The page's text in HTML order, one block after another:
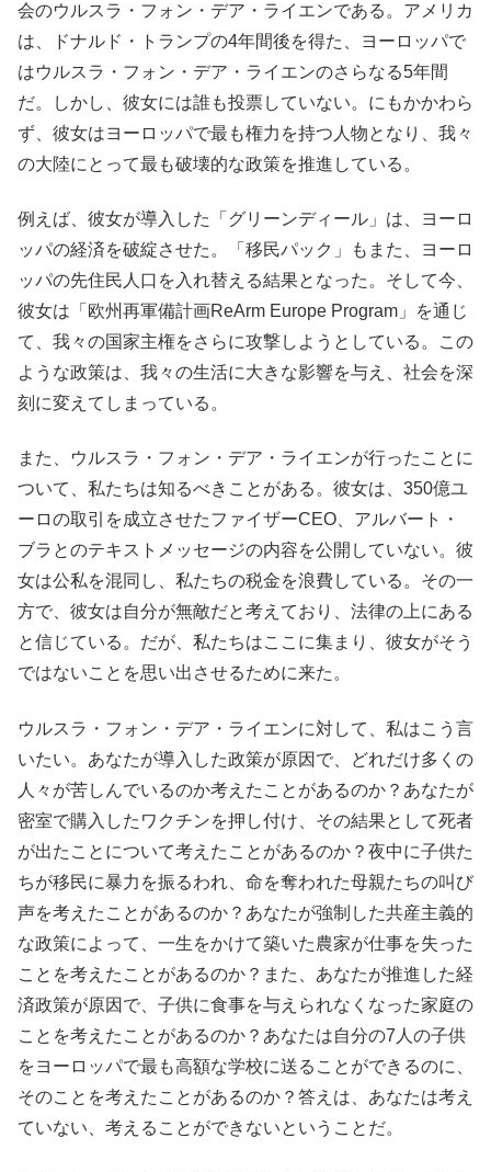
会のウルスラ・フォン・デア・ライエンである。アメリカ
は、ドナルド・トランプの4年間後を得た、ヨーロッパで
はウルスラ・フォン・デア・ライエンのさらなる5年間
だ。しかし、彼女には誰も投票していない。にもかかわら
ず、彼女はヨーロッパで最も権力を持つ人物となり、我々
の大陸にとって最も破壊的な政策を推進している。
例えば、彼女が導入した「グリーンディール」は、ヨーロ
ッパの経済を破綻させた。「移民パック」もまた、ヨーロ
ッパの先住民人口を入れ替える結果となった。そして今、
彼女は「欧州再軍備計画ReArm Europe Program」を通じ
て、我々の国家主権をさらに攻撃しようとしている。この
ような政策は、我々の生活に大きな影響を与え、社会を深
刻に変えてしまっている。
また、ウルスラ・フォン・デア・ライエンが行ったことに
ついて、私たちは知るべきことがある。彼女は、350億ユ
ーロの取引を成立させたファイザーCEO、アルバート・
ブラとのテキストメッセージの内容を公開していない。彼
女は公私を混同し、私たちの税金を浪費している。その一
方で、彼女は自分が無敵だと考えており、法律の上にある
と信じている。だが、私たちはここに集まり、彼女がそう
ではないことを思い出させるために来た。
ウルスラ・フォン・デア・ライエンに対して、私はこう言
いたい。あなたが導入した政策が原因で、どれだけ多くの
人々が苦しんでいるのか考えたことがあるのか？あなたが
密室で購入したワクチンを押し付け、その結果として死者
が出たことについて考えたことがあるのか？夜中に子供た
ちが移民に暴力を振るわれ、命を奪われた母親たちの叫び
声を考えたことがあるのか？あなたが強制した共産主義的
な政策によって、一生をかけて築いた農家が仕事を失った
ことを考えたことがあるのか？また、あなたが推進した経
済政策が原因で、子供に食事を与えられなくなった家庭の
ことを考えたことがあるのか？あなたは自分の7人の子供
をヨーロッパで最も高額な学校に送ることができるのに、
そのことを考えたことがあるのか？答えは、あなたは考え
ていない、考えることができないということだ。